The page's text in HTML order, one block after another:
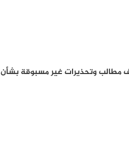
وتحذيرات غير مسبوقة بشأن